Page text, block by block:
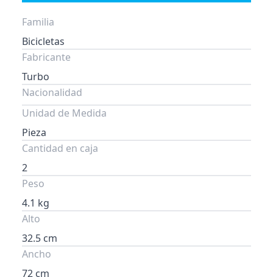
Familia
Bicicletas
Fabricante
Turbo
Nacionalidad
Unidad de Medida
Pieza
Cantidad en caja
2
Peso
4.1 kg
Alto
32.5 cm
Ancho
72 cm